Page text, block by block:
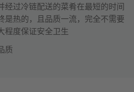
经过冷链配送的菜肴在最短的时间
是热的，且品质一流，完全不需要
程度保证安全卫生
质